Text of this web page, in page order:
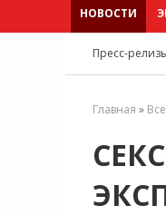
НОВОСТИ
Пресс-
Главная »